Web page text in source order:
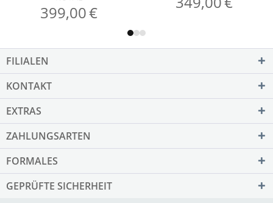
FILIALEN
KONTAKT
EXTRAS
ZAHLUNGSARTEN
FORMALES
GEPRÜFTE SICHERHEIT